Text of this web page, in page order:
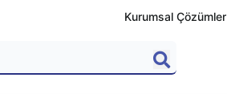
Kurumsal Çözümler